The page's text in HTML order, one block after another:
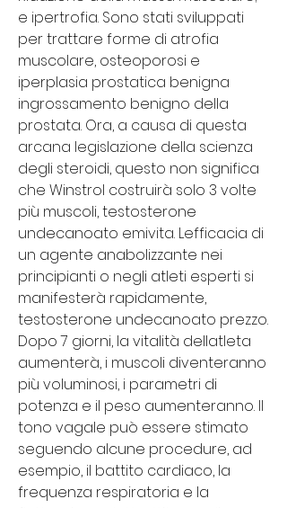
e ipertrofia. Sono stati sviluppati
per trattare forme di atrofia
muscolare, osteoporosi e
iperplasia prostatica benigna
ingrossamento benigno della
prostata. Ora, a causa di questa
arcana legislazione della scienza
degli steroidi, questo non significa
che Winstrol costruirà solo 3 volte
più muscoli, testosterone
undecanoato emivita. Lefficacia di
un agente anabolizzante nei
principianti o negli atleti esperti si
manifesterà rapidamente,
testosterone undecanoato prezzo.
Dopo 7 giorni, la vitalità dellatleta
aumenterà, i muscoli diventeranno
più voluminosi, i parametri di
potenza e il peso aumenteranno. Il
tono vagale può essere stimato
seguendo alcune procedure, ad
esempio, il battito cardiaco, la
frequenza respiratoria e la